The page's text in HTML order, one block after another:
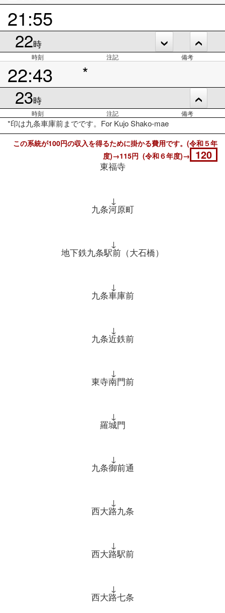
21:55
22時
時刻 注記 備考
22:43 *
23時
時刻 注記 備考
*印は九条車庫前までです。For Kujo Shako-mae
この系統が100円の収入を得るために掛かる費用です。(令和５年
度)→115円 (令和６年度)→
120
東福寺
↓
九条河原町
↓
地下鉄九条駅前（大石橋）
↓
九条車庫前
↓
九条近鉄前
↓
東寺南門前
↓
羅城門
↓
九条御前通
↓
西大路九条
↓
西大路駅前
↓
西大路七条